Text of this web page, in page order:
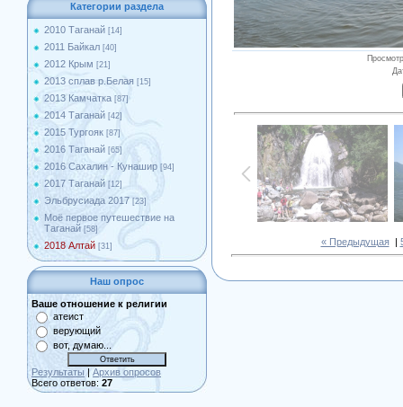
Категории раздела
2010 Таганай [14]
2011 Байкал [40]
2012 Крым [21]
2013 сплав р.Белая [15]
2013 Камчатка [87]
2014 Таганай [42]
2015 Тургояк [87]
2016 Таганай [65]
2016 Сахалин - Кунашир [94]
2017 Таганай [12]
Эльбрусиада 2017 [23]
Моё первое путешествие на
Таганай [58]
2018 Алтай [31]
Наш опрос
Ваше отношение к религии
атеист
верующий
вот, думаю...
Результаты | Архив опросов
Всего ответов: 27
« Предыдущая|